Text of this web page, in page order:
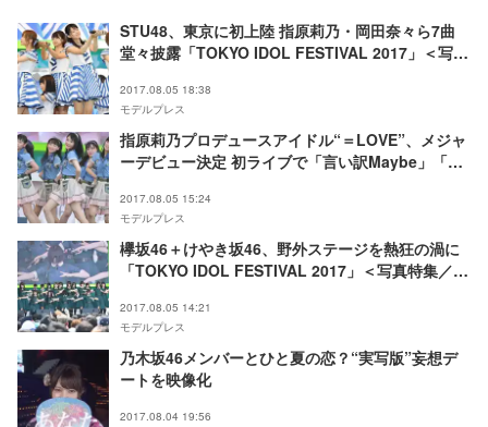
STU48、東京に初上陸 指原莉乃・岡田奈々ら7曲
堂々披露「TOKYO IDOL FESTIVAL 2017」＜写真
2017.08.05 18:38
モデルプレス
指原莉乃プロデュースアイドル“＝LOVE”、メジャ
ーデビュー決定 初ライブで「言い訳Maybe」「ガ
FESTIVAL 2017」＜写真特集／セットリスト＞
2017.08.05 15:24
モデルプレス
欅坂46＋けやき坂46、野外ステージを熱狂の渦に
「TOKYO IDOL FESTIVAL 2017」＜写真特集／セ
2017.08.05 14:21
モデルプレス
乃木坂46メンバーとひと夏の恋？“実写版”妄想デ
ートを映像化
2017.08.04 19:56